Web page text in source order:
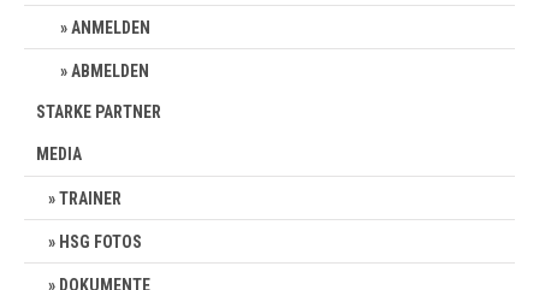
ANMELDEN
ABMELDEN
STARKE PARTNER
MEDIA
TRAINER
HSG FOTOS
DOKUMENTE